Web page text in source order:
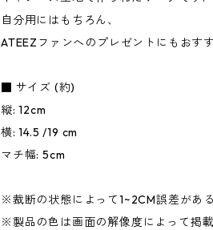
自分用にはもちろん、
ATEEZファンへのプレゼントにもおす
■ サイズ (約)
縦: 12cm
横: 14.5 /19 cm
マチ幅: 5cm
※裁断の状態によって1~2CM誤差があ
※製品の色は画面の解像度によって掲